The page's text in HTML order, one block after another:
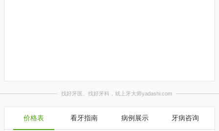
价格表 看牙指南 病例展示 牙病咨询